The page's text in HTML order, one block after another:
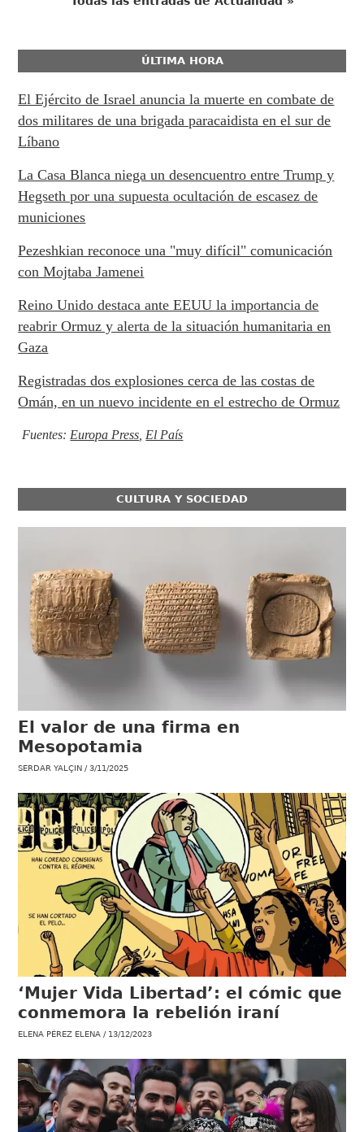
ÚLTIMA HORA
El Ejército de Israel anuncia la muerte en combate de
dos militares de una brigada paracaidista en el sur de
Líbano
La Casa Blanca niega un desencuentro entre Trump y
Hegseth por una supuesta ocultación de escasez de
municiones
Pezeshkian reconoce una "muy difícil" comunicación
con Mojtaba Jamenei
Reino Unido destaca ante EEUU la importancia de
reabrir Ormuz y alerta de la situación humanitaria en
Gaza
Registradas dos explosiones cerca de las costas de
Omán, en un nuevo incidente en el estrecho de Ormuz
Fuentes: Europa Press El País
CULTURA Y SOCIEDAD
El valor de una firma en
Mesopotamia
SERDAR YALÇIN 3/11/2025
‘Mujer Vida Libertad’: el cómic que
conmemora la rebelión iraní
ELENA PÉREZ ELENA 13/12/2023